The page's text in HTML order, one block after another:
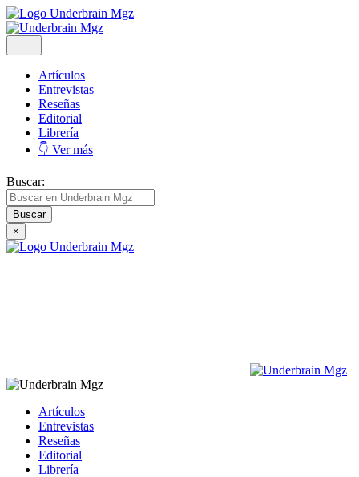
Artículos
Entrevistas
Reseñas
Editorial
Librería
👇 Ver más
Buscar:
×
Artículos
Entrevistas
Reseñas
Editorial
Librería